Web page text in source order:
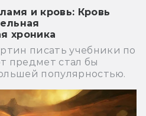
и кровь: Кровь
хроника
писать учебники по
предмет стал бы
популярностью.